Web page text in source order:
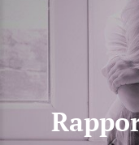
Kim Castenmiller